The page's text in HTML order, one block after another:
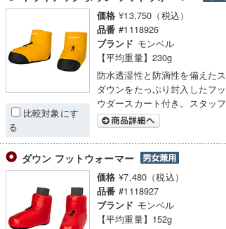
比較対象にす
る
価格 ¥13,750（税込）
品番 #1118926
ブランド モンベル
【平均重量】230g
防水透湿性と防滴性を備えた
ダウンをたっぷり封入したフ
ウダースカート付き。スタッ
ダウン フットウォーマー
価格 ¥7,480（税込）
品番 #1118927
ブランド モンベル
【平均重量】152g